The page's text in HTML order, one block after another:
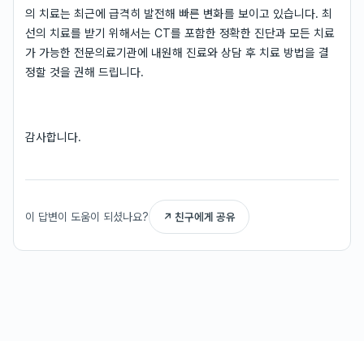
의 치료는 최근에 급격히 발전해 빠른 변화를 보이고 있습니다. 최
선의 치료를 받기 위해서는 CT를 포함한 정확한 진단과 모든 치료
가 가능한 전문의료기관에 내원해 진료와 상담 후 치료 방법을 결
정할 것을 권해 드립니다.
감사합니다.
이 답변이 도움이 되셨나요? ↗ 친구에게 공유